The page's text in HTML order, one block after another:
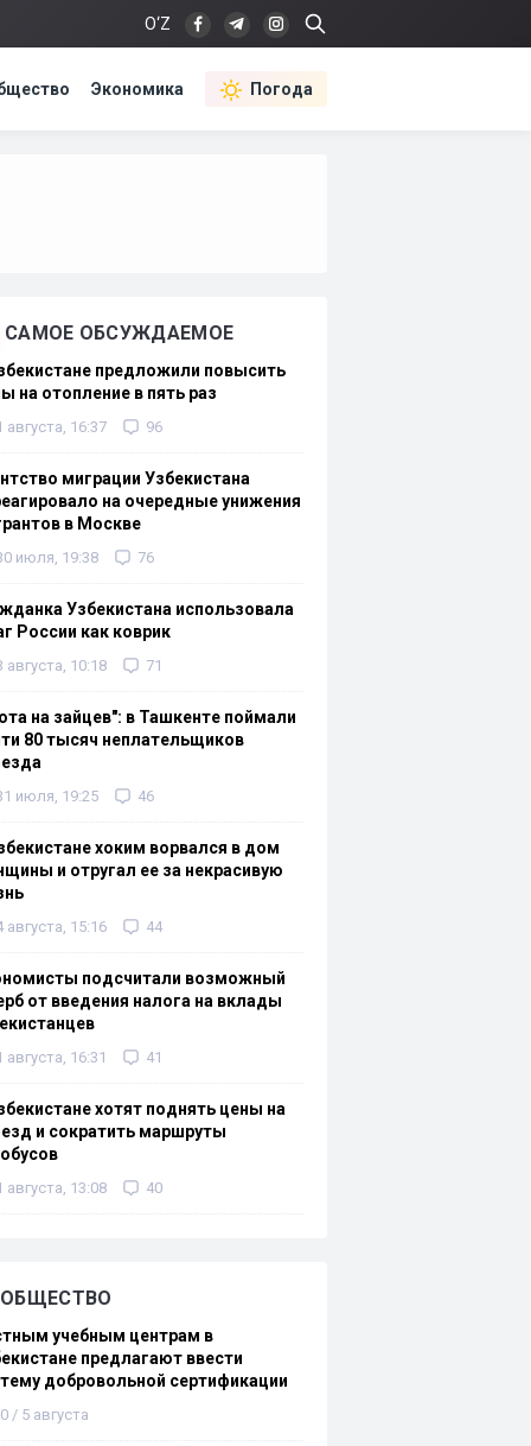
O‘Z
Экономика Погода
САМОЕ ОБСУЖДАЕМОЕ
предложили повысить
на отопление в пять раз
августа, 16:37 96
миграции Узбекистана
на очередные унижения
в Москве
июля, 19:38 76
Узбекистана использовала
России как коврик
августа, 10:18 71
на зайцев": в Ташкенте поймали
80 тысяч неплательщиков
июля, 19:25 46
хоким ворвался в дом
и отругал ее за некрасивую
августа, 15:16 44
подсчитали возможный
от введения налога на вклады
августа, 16:31 41
хотят поднять цены на
и сократить маршруты
августа, 13:08 40
ОБЩЕСТВО
учебным центрам в
предлагают ввести
добровольной сертификации
/ 5 августа